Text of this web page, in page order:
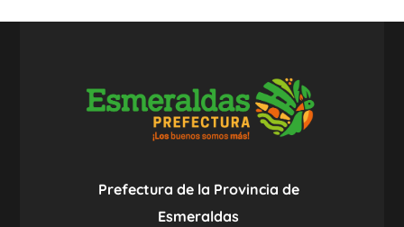
Prefectura de la Provincia de
Esmeraldas